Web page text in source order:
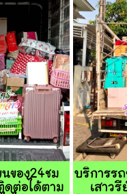
ของ24ชม
ดต่อได้ตาม
บริการร
เสาว